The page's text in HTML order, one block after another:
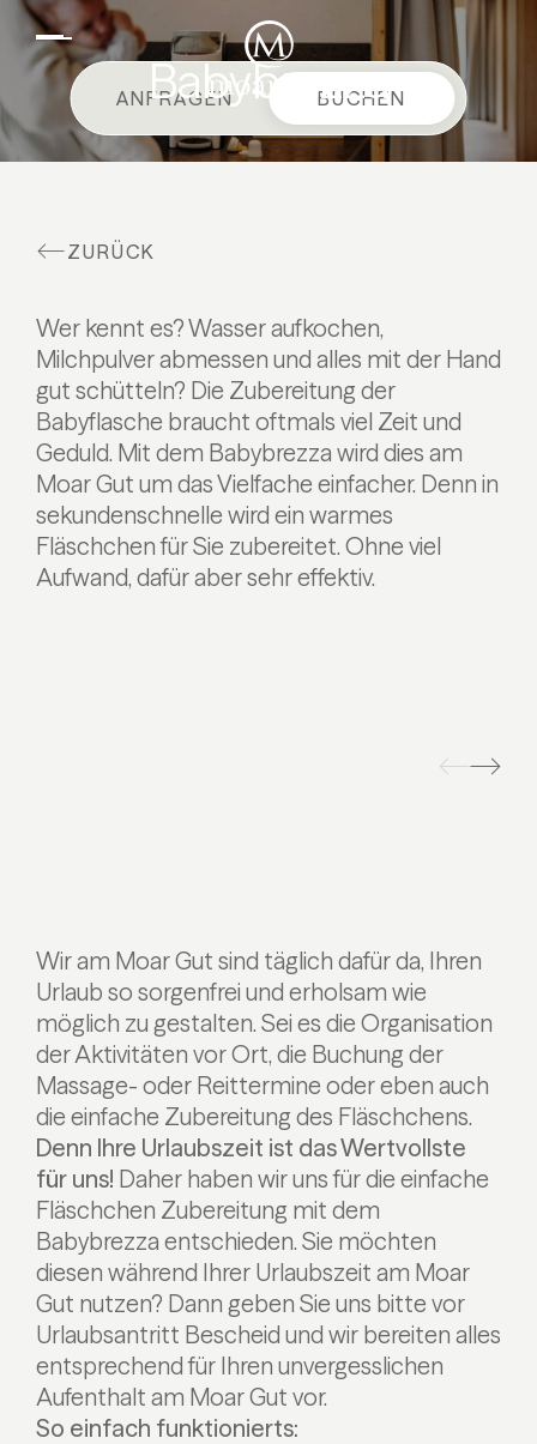
Suiten & Angebote
Familienurlaub
Moar Gut
Bauernhof
Aktiv
DE
Babybrezza
ANFRAGEN BUCHEN
ZURÜCK
Wer kennt es? Wasser aufkochen,
Milchpulver abmessen und alles mit der Hand
gut schütteln? Die Zubereitung der
Babyflasche braucht oftmals viel Zeit und
Geduld. Mit dem Babybrezza wird dies am
Moar Gut um das Vielfache einfacher. Denn in
sekundenschnelle wird ein warmes
Fläschchen für Sie zubereitet. Ohne viel
Aufwand, dafür aber sehr effektiv.
Wir am Moar Gut sind täglich dafür da, Ihren
Urlaub so sorgenfrei und erholsam wie
möglich zu gestalten. Sei es die Organisation
der Aktivitäten vor Ort, die Buchung der
Massage- oder Reittermine oder eben auch
die einfache Zubereitung des Fläschchens.
Denn Ihre Urlaubszeit ist das Wertvollste
für uns! Daher haben wir uns für die einfache
Fläschchen Zubereitung mit dem
Babybrezza entschieden. Sie möchten
diesen während Ihrer Urlaubszeit am Moar
Gut nutzen? Dann geben Sie uns bitte vor
Urlaubsantritt Bescheid und wir bereiten alles
entsprechend für Ihren unvergesslichen
Aufenthalt am Moar Gut vor.
So einfach funktionierts: